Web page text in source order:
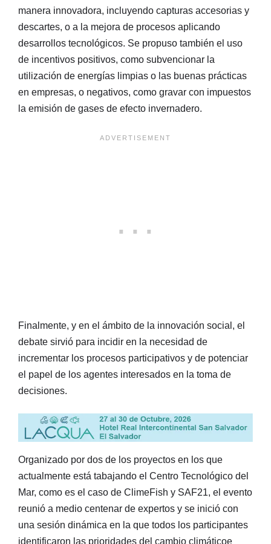
manera innovadora, incluyendo capturas accesorias y
descartes, o a la mejora de procesos aplicando
desarrollos tecnológicos. Se propuso también el uso
de incentivos positivos, como subvencionar la
utilización de energías limpias o las buenas prácticas
en empresas, o negativos, como gravar con impuestos
la emisión de gases de efecto invernadero.
Finalmente, y en el ámbito de la innovación social, el
debate sirvió para incidir en la necesidad de
incrementar los procesos participativos y de potenciar
el papel de los agentes interesados en la toma de
decisiones.
Organizado por dos de los proyectos en los que
actualmente está tabajando el Centro Tecnológico del
Mar, como es el caso de ClimeFish y SAF21, el evento
reunió a medio centenar de expertos y se inició con
una sesión dinámica en la que todos los participantes
identificaron las prioridades del cambio climáticoe